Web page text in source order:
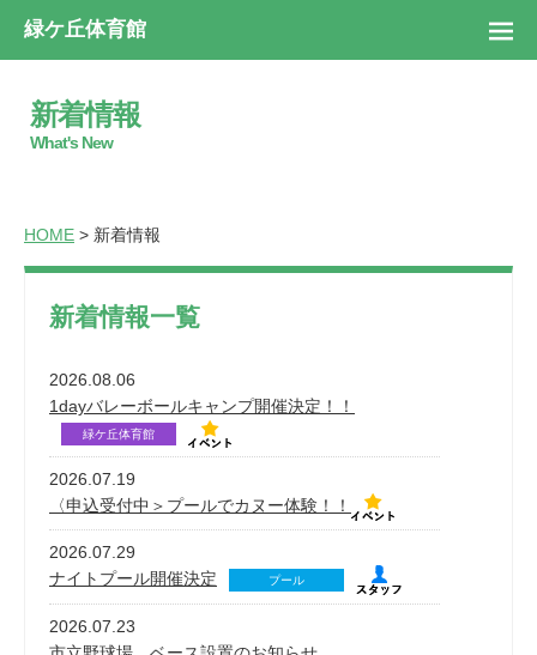
緑ケ丘体育館
新着情報
What's New
HOME > 新着情報
新着情報一覧
2026.08.06
1dayバレーボールキャンプ開催決定！！
緑ケ丘体育館
2026.07.19
〈申込受付中＞プールでカヌー体験！！
2026.07.29
ナイトプール開催決定
プール
2026.07.23